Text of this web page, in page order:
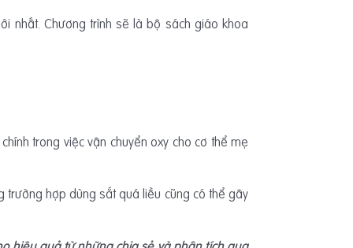
nhất. Chương trình sẽ là bộ sách giáo khoa
trong việc vận chuyển oxy cho cơ thể mẹ
trường hợp dùng sắt quá liều cũng có thể gây